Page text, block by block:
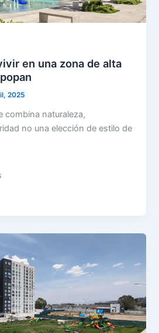
en una zona de alta
2025
combina naturaleza,
no una elección de estilo de